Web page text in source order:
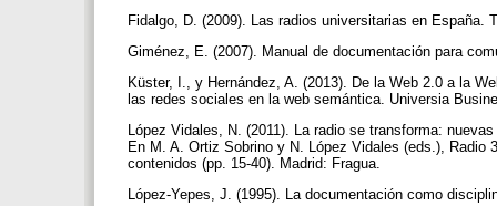
Fidalgo, D. (2009). Las radios universitarias en
Giménez, E. (2007). Manual de documentación para
Küster, I., y Hernández, A. (2013). De la Web 2.0 a la
las redes sociales en la web semántica. Universia
López Vidales, N. (2011). La radio se transforma:
En M. A. Ortiz Sobrino y N. López Vidales (eds.), Radio
contenidos (pp. 15-40). Madrid: Fragua.
López-Yepes, J. (1995). La documentación como